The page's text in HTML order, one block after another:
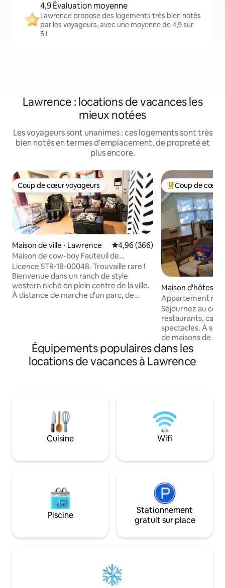
4,9 Évaluation moyenne
Lawrence propose des logements très bien notés
par les voyageurs, avec une moyenne de 4,9 sur
5 !
Lawrence : locations de vacances les
mieux notées
Les voyageurs sont unanimes : ces logements sont très
bien notés en termes d'emplacement, de propreté et
plus encore.
Coup de cœur voyageurs
Coup de cœur voyageurs
Maison de ville ⋅ Lawrence Évaluation moyenne sur la
4,96 (366)
Maison de cow-boy Fauteuil de
massage, près de l'I-70, cour clôturée
Licence STR-18-00048. Trouvaille rare !
Bienvenue dans un ranch de style
western niché en plein centre de la ville.
À distance de marche d'un parc, de
pleine grandeur, d'un réfrigérateur
pleine grandeur et de beaucoup
d'espace de comptoir. Cour arrière
et un bureau pour rattraper le travail
scolaire/de bureau. Populaire ! Réservez
maintenant !
Coups de cœur
Coup de cœur
Maison d'hôtes ⋅
e
Appartement
ville près de KU
Séjournez au
restaurants,
spectacles. À
de maisons de
bibliothèque. À
campus KU et à 2
maison d'hôtes
vaisselle et un
buanderie
sèche-linge et
réservoir. La salle
Silestone et d'un
Équipements populaires dans les
locations de vacances à Lawrence
Cuisine Wifi
Piscine
Stationnement
gratuit sur place